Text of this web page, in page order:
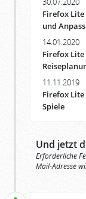
30.07.2020
Firefox
und
14.01.2020
Firefox
11.11.2019
Firefox
Spiele
Und jetzt
Erforderliche
Mail-Adresse